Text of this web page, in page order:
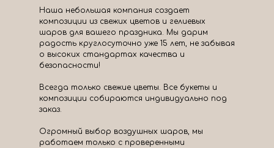
Наша небольшая компания создает
композиции из свежих цветов и гелиевых
шаров для вашего праздника. Мы дарим
радость круглосуточно уже 15 лет, не забывая
о высоких стандартах качества и
безопасности!
Всегда только свежие цветы. Все букеты и
композиции собираются индивидуально под
заказ.
Огромный выбор воздушных шаров, мы
работаем только с проверенными